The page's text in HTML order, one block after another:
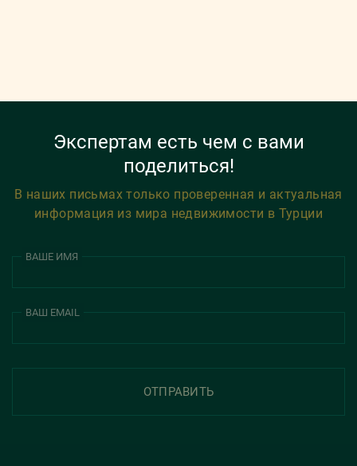
Экспертам есть чем с вами
поделиться!
В наших письмах только проверенная и актуальная
информация из мира недвижимости в Турции
ВАШЕ ИМЯ
ВАШ EMAIL
ОТПРАВИТЬ